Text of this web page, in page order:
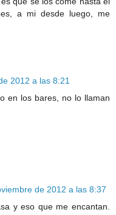
a mi desde luego, me
2012 a las 8:21
en los bares, no lo llaman
de 2012 a las 8:37
y eso que me encantan.